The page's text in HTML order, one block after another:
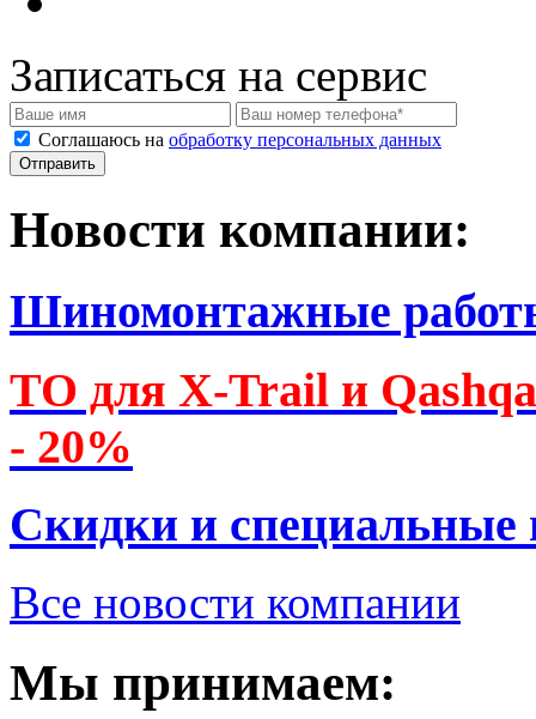
Записаться на сервис
Соглашаюсь на обработку персональных данных
Новости компании:
Шиномонтажные
ТО для X-Trail и
- 20%
Скидки и специальные
Все новости компании
Мы принимаем: